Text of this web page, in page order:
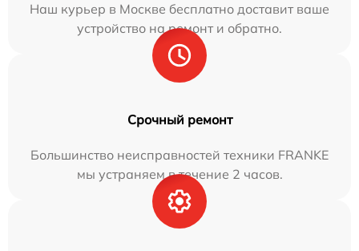
Наш курьер в Москве бесплатно доставит ваше
устройство на ремонт и обратно.
Срочный ремонт
Большинство неисправностей техники FRANKE
мы устраняем в течение 2 часов.